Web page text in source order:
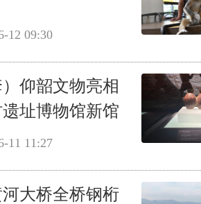
12 09:30
仰韶文物亮相
址博物馆新馆
11 11:27
大桥全桥钢桁